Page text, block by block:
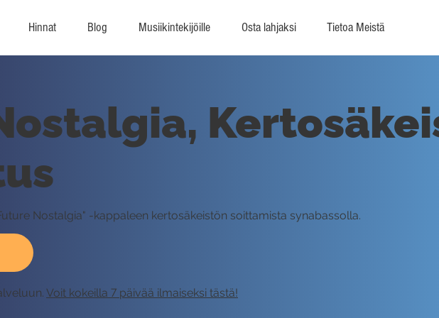
Hinnat Blog Musiikintekijöille Osta lahjaksi Tietoa Meistä
Nostalgia" -kappaleen kertosäkeistön soittamista synabassolla.
Voit kokeilla 7 päivää ilmaiseksi tästä!